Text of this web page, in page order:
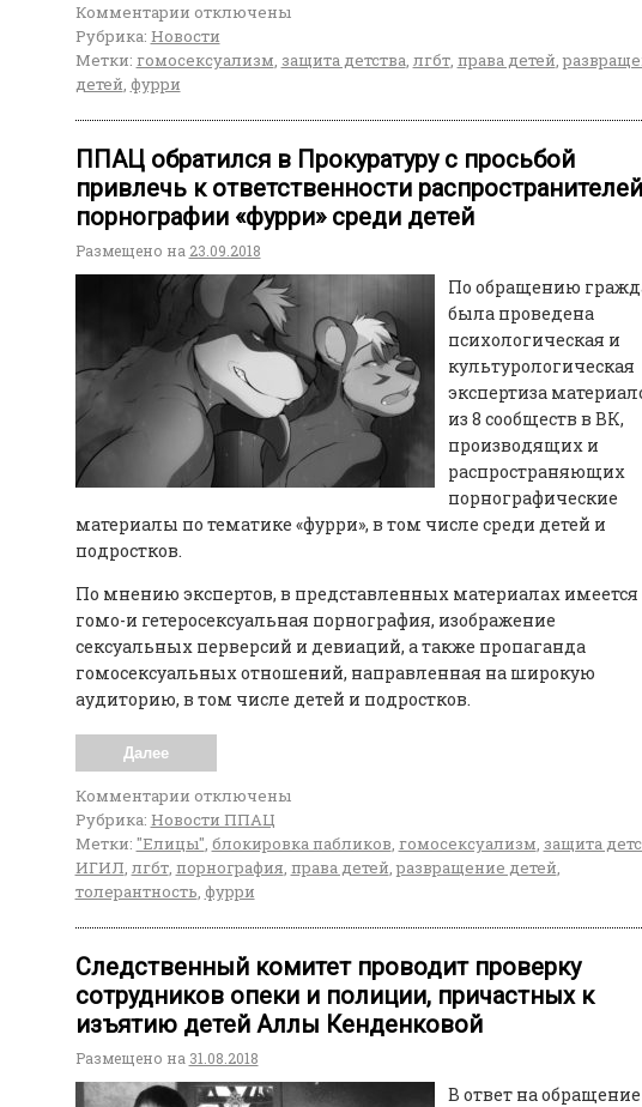
Комментарии отключены
Рубрика: Новости
Метки: гомосексуализм, защита детства, лгбт, права детей,
детей, фурри
ППАЦ обратился в Прокуратуру с просьбой
привлечь к ответственности распространителей
порнографии «фурри» среди детей
Размещено на 23.09.2018
По обращению
была проведена
психологическая и
культурологическая
экспертиза
из 8 сообществ в ВК,
производящих и
распространяющих
порнографические
материалы по тематике «фурри», в том числе среди детей и
подростков.
По мнению экспертов, в представленных материалах имеется
гомо-и гетеросексуальная порнография, изображение
сексуальных перверсий и девиаций, а также пропаганда
гомосексуальных отношений, направленная на широкую
аудиторию, в том числе детей и подростков.
Далее
Комментарии отключены
Рубрика: Новости ППАЦ
Метки: "Елицы", блокировка пабликов, гомосексуализм, защита
ИГИЛ, лгбт, порнография, права детей,развращение детей,
толерантность, фурри
Следственный комитет проводит проверку
сотрудников опеки и полиции, причастных к
изъятию детей Аллы Кенденковой
Размещено на 31.08.2018
В ответ на обращение